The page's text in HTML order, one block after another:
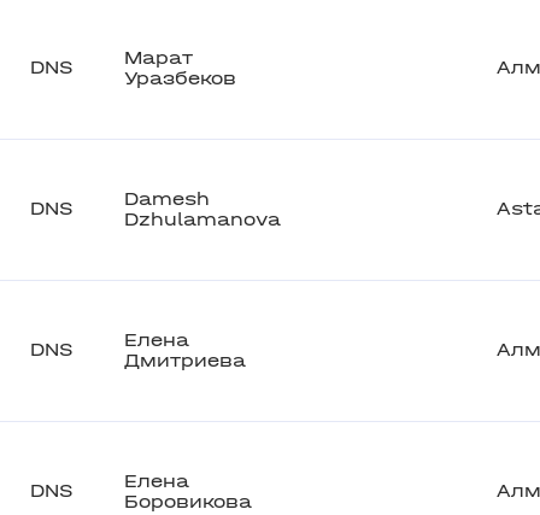
DNS
Марат
Уразбеков
DNS
Damesh
Dzhulamanova
DNS
Елена
Дмитриева
DNS
Елена
Боровикова